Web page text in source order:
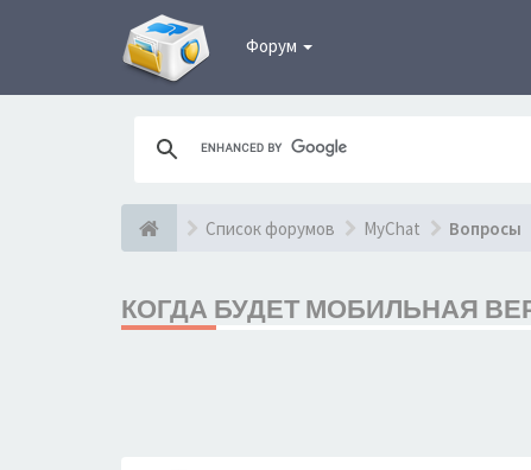
Форум
Список форумов MyChat Вопросы
КОГДА БУДЕТ МОБИЛЬНАЯ